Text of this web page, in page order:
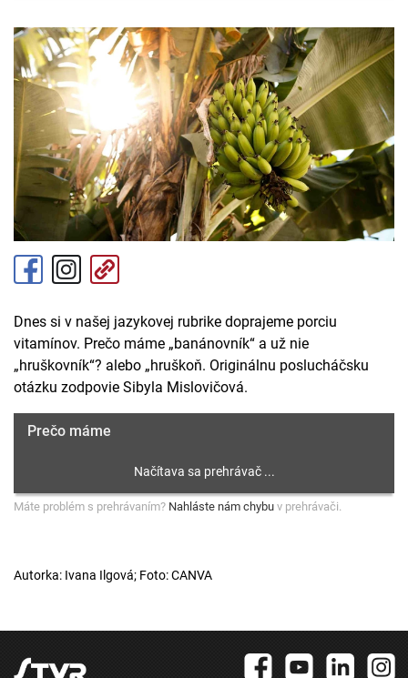
Dnes si v našej jazykovej rubrike doprajeme porciu
vitamínov. Prečo máme „banánovník“ a už nie
„hruškovník“? alebo „hruškoň. Originálnu poslucháčsku
otázku zodpovie Sibyla Mislovičová.
Prečo máme
Máte problém s prehrávaním? Nahláste nám chybu v prehrávači.
Autorka: Ivana Ilgová; Foto: CANVA